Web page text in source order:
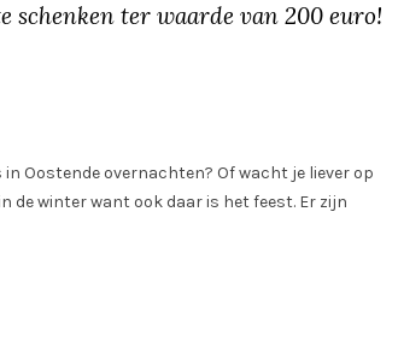
schenken ter waarde van 200 euro!
Oostende overnachten? Of wacht je liever op
de winter want ook daar is het feest. Er zijn